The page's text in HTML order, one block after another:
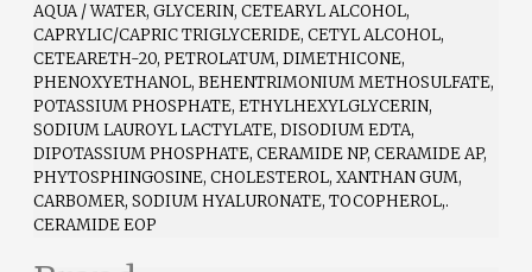
AQUA / WATER, GLYCERIN, CETEARYL ALCOHOL,
CAPRYLIC/CAPRIC TRIGLYCERIDE, CETYL ALCOHOL,
CETEARETH-20, PETROLATUM, DIMETHICONE,
PHENOXYETHANOL, BEHENTRIMONIUM METHOSULFATE,
POTASSIUM PHOSPHATE, ETHYLHEXYLGLYCERIN,
SODIUM LAUROYL LACTYLATE, DISODIUM EDTA,
DIPOTASSIUM PHOSPHATE, CERAMIDE NP, CERAMIDE AP,
PHYTOSPHINGOSINE, CHOLESTEROL, XANTHAN GUM,
CARBOMER, SODIUM HYALURONATE, TOCOPHEROL,.
CERAMIDE EOP